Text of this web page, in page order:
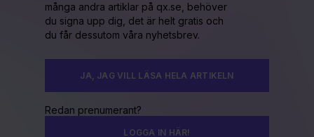
många andra artiklar på qx.se, behöver
du signa upp dig, det är helt gratis och
du får dessutom våra nyhetsbrev.
JA, JAG VILL LÄSA HELA ARTIKELN
Redan prenumerant?
LOGGA IN HÄR!